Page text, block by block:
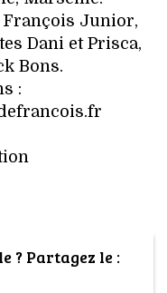
François Junior,
Dani et Prisca,
Bons.
:
? Partagez le :